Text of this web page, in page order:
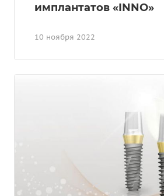
10 ноября 2022
имплантатов «INNO»